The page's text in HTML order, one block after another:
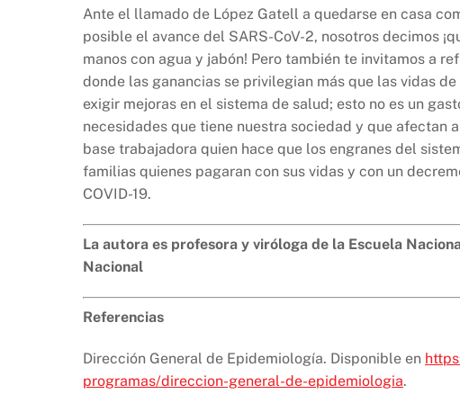
Ante el llamado de López Gatell a quedarse en casa
posible el avance del SARS-CoV-2, nosotros decimos
manos con agua y jabón! Pero también te invitamos a
donde las ganancias se privilegian más que las vidas
exigir mejoras en el sistema de salud; esto no es un
necesidades que tiene nuestra sociedad y que afectan
base trabajadora quien hace que los engranes del
familias quienes pagaran con sus vidas y con un
COVID-19.
La autora es profesora y viróloga de la Escuela
Nacional
Referencias
Dirección General de Epidemiología. Disponible en
programas/direccion-general-de-epidemiologia.